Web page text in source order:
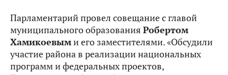
Парламентарий провел совещание с главой
муниципального образования Робертом
Хамикоевыми его заместителями. «Обсудили
участие района в реализации национальных
программ и федеральных проектов,